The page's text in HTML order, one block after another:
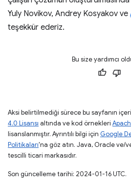
Yuly Novikov, Andrey Kosyakov ve
teşekkür ederiz.
Bu size yardımcı
Aksi belirtilmediği sürece bu sayfanın
4.0 Lisansı altında ve kod örnekleri
lisanslanmıştır. Ayrıntılı bilgi için Google
Politikaları'na göz atın. Java, Oracle ve/
tescilli ticari markasıdır.
Son güncelleme tarihi: 2024-01-16 UTC.